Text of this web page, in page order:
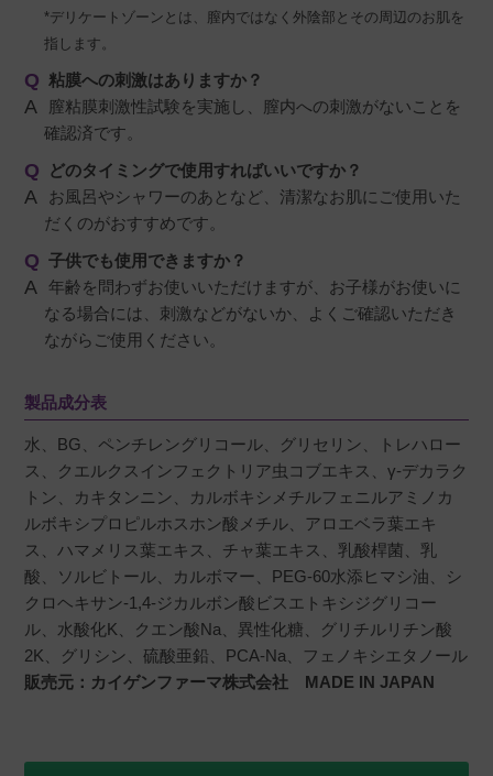
*デリケートゾーンとは、膣内ではなく外陰部とその周辺のお肌を
指します。
粘膜への刺激はありますか？
膣粘膜刺激性試験を実施し、膣内への刺激がないことを
確認済です。
どのタイミングで使用すればいいですか？
お風呂やシャワーのあとなど、清潔なお肌にご使用いた
だくのがおすすめです。
子供でも使用できますか？
年齢を問わずお使いいただけますが、お子様がお使いに
なる場合には、刺激などがないか、よくご確認いただき
ながらご使用ください。
製品成分表
水、BG、ペンチレングリコール、グリセリン、トレハロー
ス、クエルクスインフェクトリア虫コブエキス、γ-デカラク
トン、カキタンニン、カルボキシメチルフェニルアミノカ
ルボキシプロピルホスホン酸メチル、アロエベラ葉エキ
ス、ハマメリス葉エキス、チャ葉エキス、乳酸桿菌、乳
酸、ソルビトール、カルボマー、PEG-60水添ヒマシ油、シ
クロヘキサン-1,4-ジカルボン酸ビスエトキシジグリコー
ル、水酸化K、クエン酸Na、異性化糖、グリチルリチン酸
2K、グリシン、硫酸亜鉛、PCA-Na、フェノキシエタノール
販売元：カイゲンファーマ株式会社 MADE IN JAPAN